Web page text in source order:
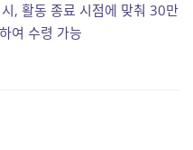
, 활동 종료 시점에 맞춰 30만
여 수령 가능